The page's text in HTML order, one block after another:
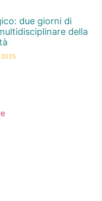
due giorni di
della
2025